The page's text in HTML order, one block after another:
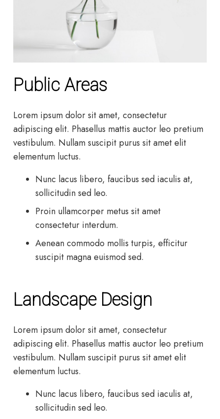
Public Areas
Lorem ipsum dolor sit amet, consectetur
adipiscing elit. Phasellus mattis auctor leo pretium
vestibulum. Nullam suscipit purus sit amet elit
elementum luctus.
Nunc lacus libero, faucibus sed iaculis at,
sollicitudin sed leo.
Proin ullamcorper metus sit amet
consectetur interdum.
Aenean commodo mollis turpis, efficitur
suscipit magna euismod sed.
Landscape Design
Lorem ipsum dolor sit amet, consectetur
adipiscing elit. Phasellus mattis auctor leo pretium
vestibulum. Nullam suscipit purus sit amet elit
elementum luctus.
Nunc lacus libero, faucibus sed iaculis at,
sollicitudin sed leo.